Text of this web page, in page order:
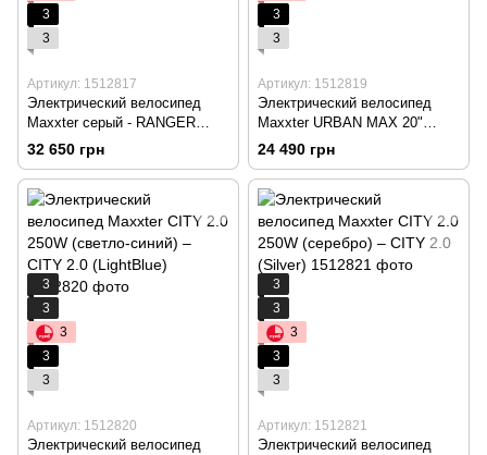
3
3
Артикул: 1512817
Электрический велосипед
Maxxter серый - RANGER
(gray)
32 650 грн
3
3
Артикул: 1512819
Электрический велосипед
Maxxter URBAN MAX 20"
(зеленый) - URBAN MAX
24 490 грн
3
3
3
3
3
Артикул: 1512820
Электрический велосипед
3
3
3
3
3
Артикул: 1512821
Электрический велосипед